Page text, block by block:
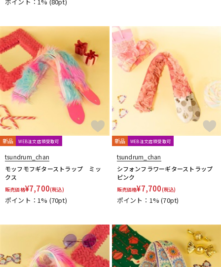
新品 WEB注文店頭受取可
tsundrum_chan
モッフモフギターストラップ ミッ
クス
販売価格¥7,700(税込)
ポイント：1% (70pt)
新品 WEB注文店頭受取可
tsundrum_chan
シフォンフラワーギターストラップ
ピンク
販売価格¥7,700(税込)
ポイント：1%(70pt)